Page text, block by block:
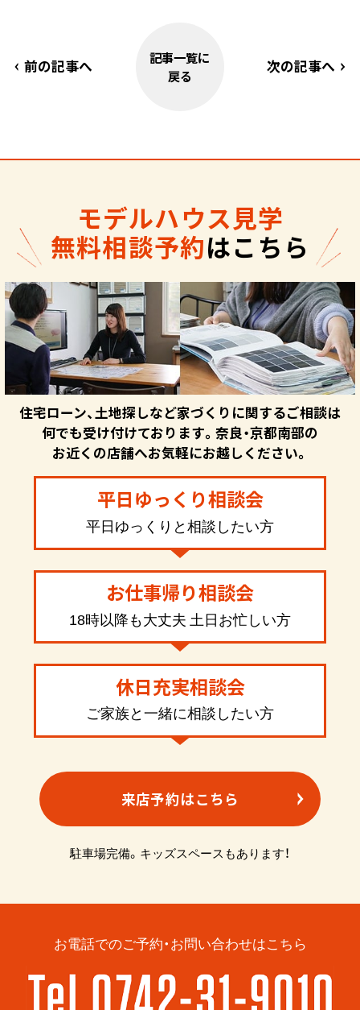
前の記事へ
記事一覧に
戻る
次の記事へ
モデルハウス見学
無料相談予約はこちら
住宅ローン、土地探しなど家づくりに関するご相談は
何でも受け付けております。奈良・京都南部の
お近くの店舗へお気軽にお越しください。
平日ゆっくり相談会
平日ゆっくりと相談したい方
お仕事帰り相談会
18時以降も大丈夫 土日お忙しい方
休日充実相談会
ご家族と一緒に相談したい方
来店予約はこちら
駐車場完備。キッズスペースもあります！
お電話でのご予約・お問い合わせはこちら